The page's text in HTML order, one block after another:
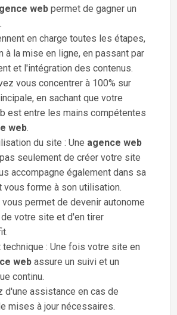
web permet de gagner un
en charge toutes les étapes,
à la mise en ligne, en passant par
et l'intégration des contenus.
vous concentrer à 100% sur
en sachant que votre
est entre les mains compétentes
web.
du site : Une agence web
seulement de créer votre site
accompagne également dans sa
vous forme à son utilisation.
permet de devenir autonome
votre site et d'en tirer
: Une fois votre site en
web assure un suivi et un
continu.
d'une assistance en cas de
mises à jour nécessaires.